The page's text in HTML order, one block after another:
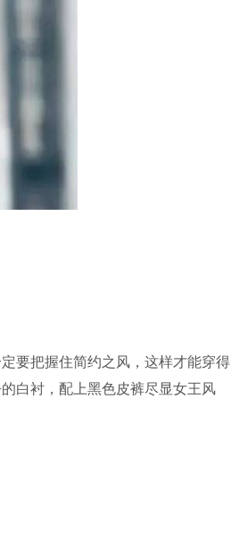
要把握住简约之风，这样才能穿得
白衬，配上黑色皮裤尽显女王风